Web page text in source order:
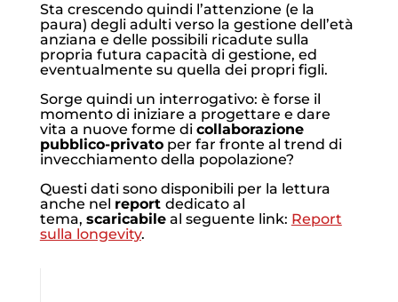
Sta crescendo quindi l’attenzione (e la
paura) degli adulti verso la gestione dell’età
anziana e delle possibili ricadute sulla
propria futura capacità di gestione, ed
eventualmente su quella dei propri figli.
Sorge quindi un interrogativo: è forse il
momento di iniziare a progettare e dare
vita a nuove forme di collaborazione
pubblico-privatoper far fronte al trend di
invecchiamento della popolazione?
Questi dati sono disponibili per la lettura
anche nel report dedicato al
tema, scaricabileal seguente link: Report
sulla longevity.